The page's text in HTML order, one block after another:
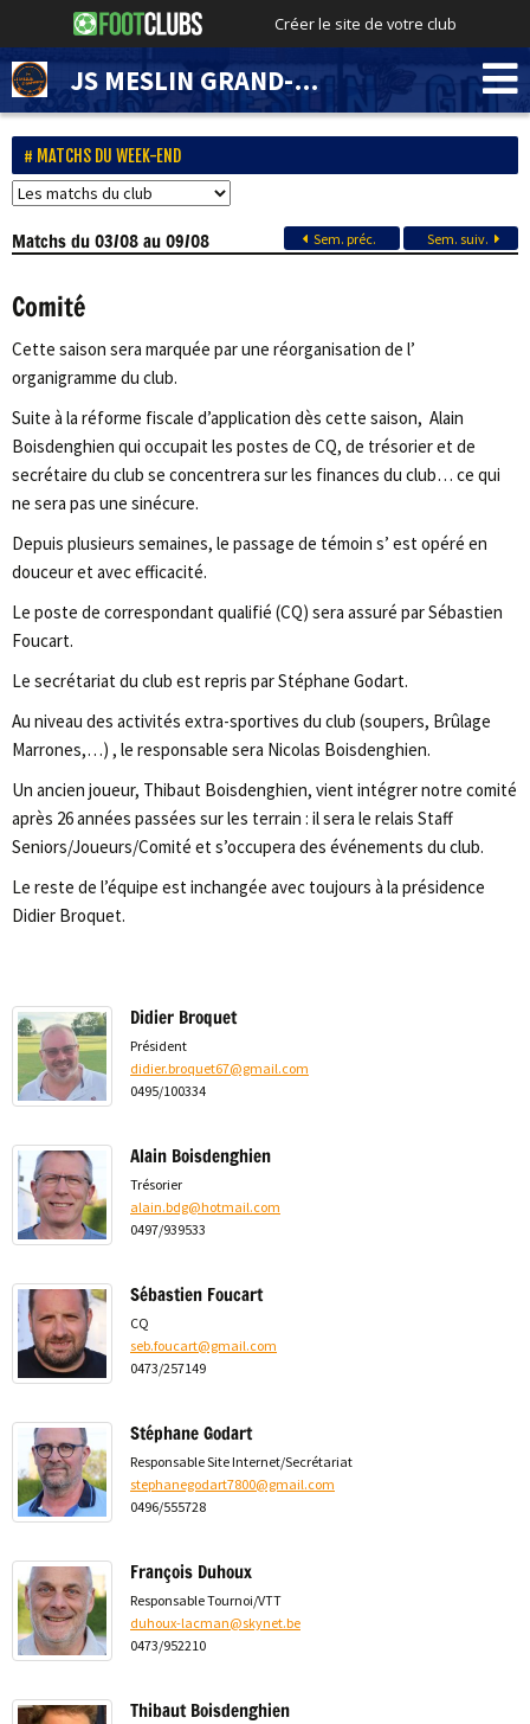
Créer le site de votre club
JS MESLIN GRAND-MARAIS
MATCHS DU WEEK-END
Matchsdu 03/08 au 09/08 Sem. préc. Sem. suiv.
Comité
Cette saison sera marquée par une réorganisation de l’
organigramme du club.
Suite à la réforme fiscale d’application dès cette saison, Alain
Boisdenghien qui occupait les postes de CQ, de trésorier et de
secrétaire du club se concentrera sur les finances du club… ce qui
ne sera pas une sinécure.
Depuis plusieurs semaines, le passage de témoin s’ est opéré en
douceur et avec efficacité.
Le poste de correspondant qualifié (CQ) sera assuré par Sébastien
Foucart.
Le secrétariat du club est repris par Stéphane Godart.
Au niveau des activités extra-sportives du club (soupers, Brûlage
Marrones,…) , le responsable sera Nicolas Boisdenghien.
Un ancien joueur, Thibaut Boisdenghien, vient intégrer notre comité
après 26 années passées sur les terrain : il sera le relais Staff
Seniors/Joueurs/Comité et s’occupera des événements du club.
Le reste de l’équipe est inchangée avec toujours à la présidence
Didier Broquet.
Didier Broquet
Président
didier.broquet67@gmail.com
0495/100334
Alain Boisdenghien
Trésorier
alain.bdg@hotmail.com
0497/939533
Sébastien Foucart
CQ
seb.foucart@gmail.com
0473/257149
Stéphane Godart
Responsable Site Internet/Secrétariat
stephanegodart7800@gmail.com
0496/555728
François Duhoux
Responsable Tournoi/VTT
duhoux-lacman@skynet.be
0473/952210
Thibaut Boisdenghien